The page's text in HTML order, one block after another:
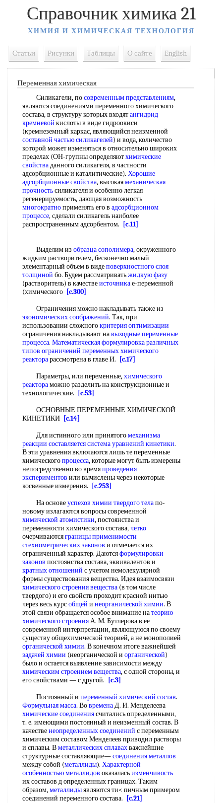
Справочник химика 21
ХИМИЯ И ХИМИЧЕСКАЯ ТЕХНОЛОГИЯ
Статьи Рисунки Таблицы О сайте English
Переменная химическая
Силикагели, посовременным представлениям,
являются соединениями переменного химического
состава, в структуру которых входятангидрид
кремневой кислоты в виде гидроокиси
(кремнеземный каркас, являющийся неизменной
составной частьюсиликагелей) и вода, количество
которой может изменяться в относительно широких
пределах (ОН-групны определяютхимические
свойстваданного силикагеля, в частности
адсорбционные и каталитические). Хорошие
адсорбционные свойства, высокаямеханическая
прочностьсиликагеля и особенно легкая
регенерируемость, дающая возможность
многократноприменять его в адсорбционном
процессе, сделали силикагель наиболее
распространенным адсорбентом.
[c.11]
Выделим из образцасополимера, окруженного
жидким растворителем, бесконечно малый
элементарный объем в видеповерхностного слоя
толщиной бо. Будем рассматриватьжидкую фазу
(растворитель) в качествеисточникае-переменной
(химического [c.300]
Ограничения можно накладывать также из
экономических соображений. Так, при
использовании сложногокритерия оптимизации
ограничения накладывают навыходные переменные
процесса. Математическая формулировкаразличных
типов ограничений переменныххимического
реакторарассмотрена в главе И.
[c.17]
Параметры, или переменные,химического
реактораможно разделить на конструкционные и
технологические.
[c.53]
ОСНОВНЫЕ ПЕРЕМЕННЫЕ ХИМИЧЕСКОЙ
КИНЕТИКИ [c.14]
Для истинного или принятогомеханизма
реакции составляется системауравнений кинетики.
В эти уравнения включаются лишь те переменные
химическогопроцесса, которые могут быть измерены
непосредственно во времяпроведения
экспериментов или вычислены через некоторые
косвенные измерения.
[c.253]
На основеуспехов химии твердого телапо-
новому излагаются вопросы современной
химической атомистики, постоянства и
переменности химического состава,четко
очерчиваютсяграницы применимости
стехиометрических законов и отмечается их
ограниченный характер. Даютсяформулировки
законов постоянства состава, эквивалентов и
кратных отношений с учетом немолекулярной
формы существования вещества. Идея взаимосвязи
химического строения вещества (в том числе
твердого) и его свойств проходит красной нитью
через весь курсобщей и неорганической химии. В
этой связи обращается особое внимание натеорию
химического строенияА. М. Бутлерова в ее
современной интерпретации, являющуюся по своему
существу общехимической теорией, а не монополией
органической химии. В конечном итоге важнейшей
задачей химии (неорганической и органической)
было и остается выявление зависимости между
химическим строением вещества, с одной стороны, и
его свойствами — с другой.
[c.3]
Постоянный и переменный химический состав.
Формульная масса. ВовременаД. И. Менделеева
химические соединениясчитались определенными,
т. е. имеющими постоянный и неизменный состав. В
качественеопределенных соединений с переменным
химическим составом Менделеев приводил растворы
и сплавы. Вметаллических сплавахважнейшие
структурные составляющие—соединения металлов
между собой (металлиды). Характерной
особенностьюметаллидов оказаласьизменчивость
их составов д определенных границах. Таким
образом,металлидыявляются ти< пичным примером
соединений переменного состава.
[c.21]